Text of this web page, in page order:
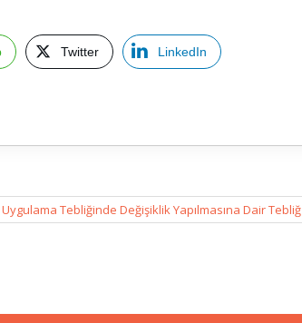
Twitter LinkedIn
Tebliğinde Değişiklik Yapılmasına Dair Tebliğ